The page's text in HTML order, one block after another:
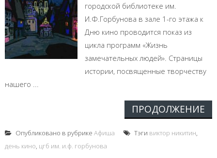
городской библиотеке им.
И.Ф.Горбунова в зале 1-го этажа к
Дню кино проводится показ из
цикла программ «Жизнь
замечательных людей». Страницы
истории, посвященные творчеству
нашего ...
ПРОДОЛЖЕНИЕ
Опубликовано в рубрике Афиша Тэги виктор никитин,
день кино, цгб им. и.ф. горбунова